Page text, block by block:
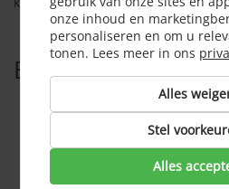
Bekijk ook
Aankoopmakelaar
Acceptatie hypotheek
Aflossen hypotheek
Aflossingsvrije hypotheek
onze inhoud en
personaliseren en om u
tonen. Lees meer in ons
Alles
Stel
Alles